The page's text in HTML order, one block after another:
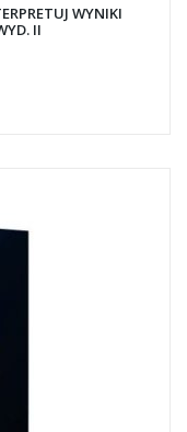
WYNIKI
II